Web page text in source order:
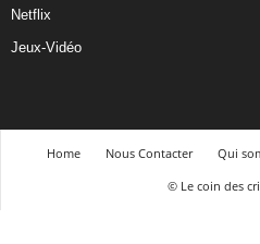
Netflix
Jeux-Vidéo
Home Nous Contacter Qui
© Le coin des